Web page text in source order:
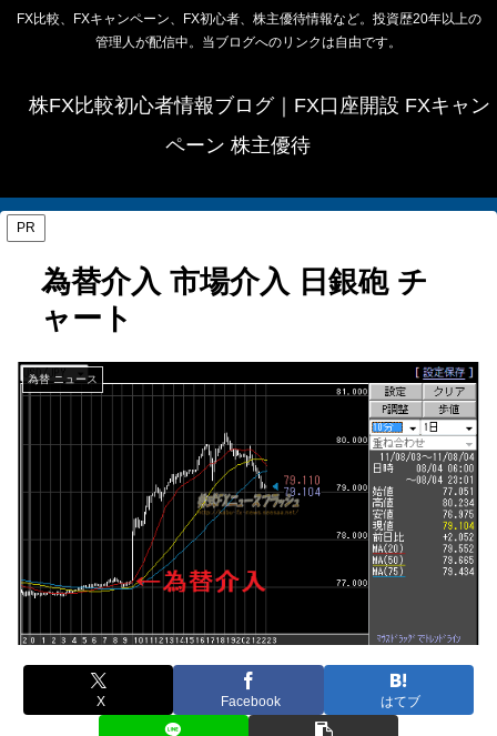
FX比較、FXキャンペーン、FX初心者、株主優待情報など。投資歴20年以上の
管理人が配信中。当ブログへのリンクは自由です。
株FX比較初心者情報ブログ｜FX口座開設 FXキャン
ペーン 株主優待
PR
為替介入 市場介入 日銀砲 チ
ャート
為替 ニュース
X Facebook はてブ